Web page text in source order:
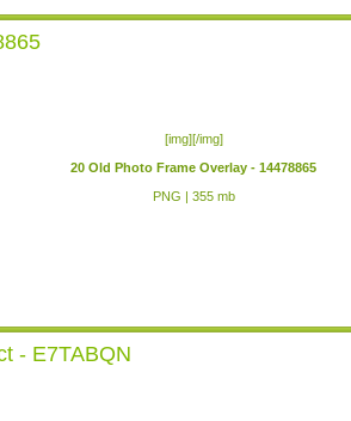
[img][/img]
20 Old Photo Frame Overlay - 14478865
PNG | 355 mb
- E7TABQN